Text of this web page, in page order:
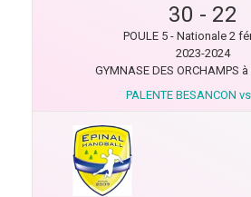
30 - 22
POULE 5 - Nationale 2
2023-2024
GYMNASE DES ORCHAMPS
PALENTE BESANCON